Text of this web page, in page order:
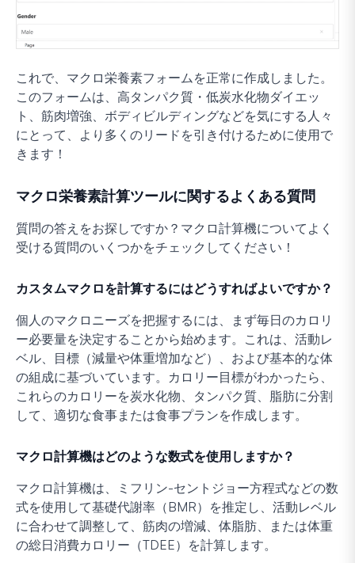
これで、マクロ栄養素フォームを正常に作成しました。
このフォームは、高タンパク質・低炭水化物ダイエッ
ト、筋肉増強、ボディビルディングなどを気にする人々
にとって、より多くのリードを引き付けるために使用で
きます！
マクロ栄養素計算ツールに関するよくある質問
質問の答えをお探しですか？マクロ計算機についてよく
受ける質問のいくつかをチェックしてください！
カスタムマクロを計算するにはどうすればよいですか？
個人のマクロニーズを把握するには、まず毎日のカロリ
ー必要量を決定することから始めます。これは、活動レ
ベル、目標（減量や体重増加など）、および基本的な体
の組成に基づいています。カロリー目標がわかったら、
これらのカロリーを炭水化物、タンパク質、脂肪に分割
して、適切な食事または食事プランを作成します。
マクロ計算機はどのような数式を使用しますか？
マクロ計算機は、ミフリン-セントジョー方程式などの数
式を使用して基礎代謝率（BMR）を推定し、活動レベル
に合わせて調整して、筋肉の増減、体脂肪、または体重
の総日消費カロリー（TDEE）を計算します。